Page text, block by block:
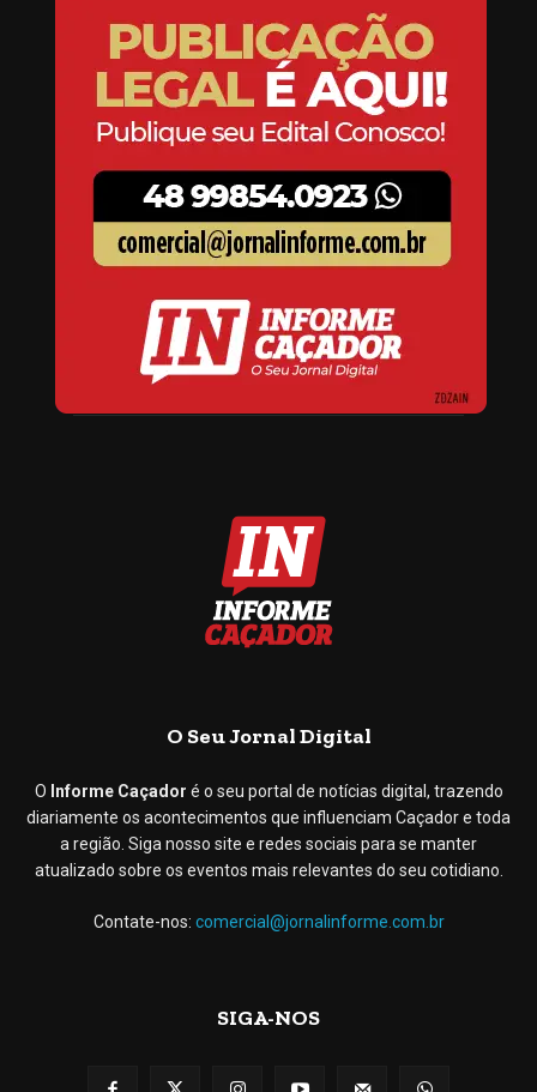
O Seu Jornal Digital
O Informe Caçador é o seu portal de notícias digital, trazendo
diariamente os acontecimentos que influenciam Caçador e toda
a região. Siga nosso site e redes sociais para se manter
atualizado sobre os eventos mais relevantes do seu cotidiano.
Contate-nos: comercial@jornalinforme.com.br
SIGA-NOS